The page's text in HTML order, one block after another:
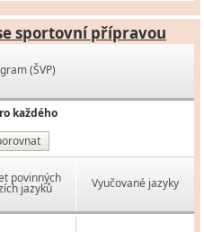
sportovní přípravou
(ŠVP)
každého
povinných
jazyků Vyučované jazyky